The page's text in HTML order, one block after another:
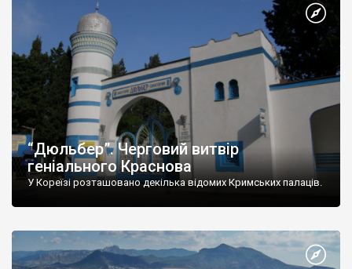
“Дюльбер”. Черговий витвір
геніального Краснова
У Кореїзі розташовано декілька відомих Кримських палаців.